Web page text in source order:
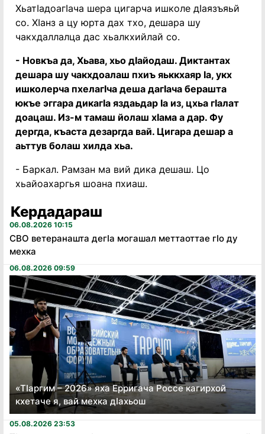
Кердадараш
06.08.2026 10:15
СВО ветеранашта дегӏа могашал меттаоттае гӏо ду
мехка
06.08.2026 09:59
«Тӏаргим – 2026» яха Ерригача Россе кагирхой
кхетаче я, вай мехка дӏахьош
05.08.2026 23:53
Хьатӏадоагӏача шера цигарча ишколе дӏаязъяьй
со. Хӏанз а цу юрта дах тхо, дешара шу
чакхдаллалца дас хьалкхийлай со.
- Новкъа да, Хьава, хьо дӏайодаш. Диктантах
дешара шу чакхдоалаш пхиъ яьккхаяр ӏа, укх
ишколерча пхелагӏча деша дагӏача берашта
юкъе эггара дикагӏа яздаьдар ӏа из, цхьа гӏалат
доацаш. Из-м тамаш йолаш хӏама а дар. Фу
дергда, къаста дезаргда вай. Цигара дешар а
аьттув болаш хилда хьа.
- Баркал. Рамзан ма вий дика дешаш. Цо
хьайоахаргья шоана пхиаш.